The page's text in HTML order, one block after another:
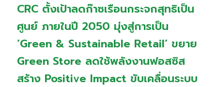
CRC ตั้งเป้าลดก๊าซเรือนกระจกสุทธิเป็น
ศูนย์ ภายในปี 2050 มุ่งสู่การเป็น
‘Green & Sustainable Retail’ ขยาย
Green Store ลดใช้พลังงานฟอสซิส
สร้าง Positive Impact ขับเคลื่อนระบบ